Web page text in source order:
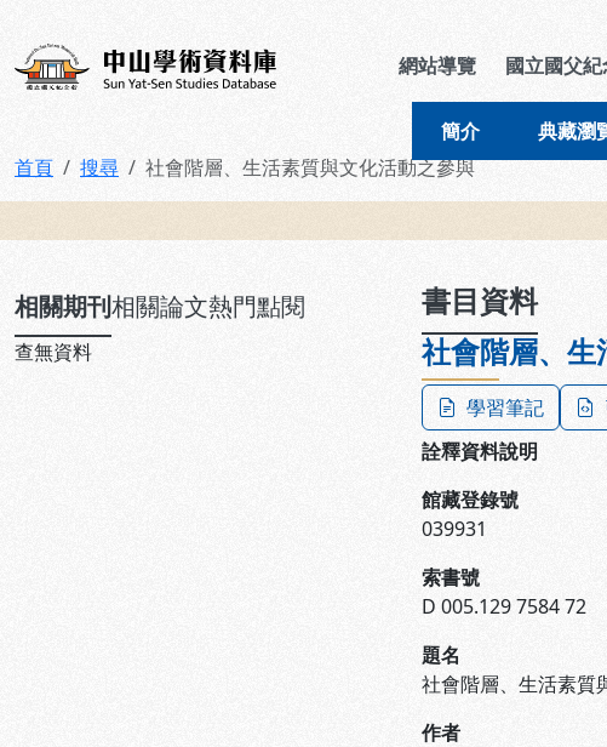
中山學術資料庫 網站導覽 國立國父
簡介 典藏瀏
首頁 搜尋 社會階層、生活素質與文化活動之參與
相關期刊相關論文熱門點閱
查無資料
書目資料
社會階層、
學習筆記
詮釋資料說明
館藏登錄號
039931
索書號
D 005.129 7584 72
題名
社會階層、生活素質
作者